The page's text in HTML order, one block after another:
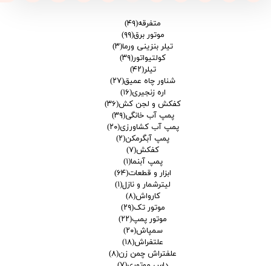
متفرقه(۴۹)
موتور برق(۹۹)
تیلر بنزینی ورما(۳)
کولتیواتور(۳۹)
تیلر(۴۲)
شناور چاه عمیق(۲۷)
اره زنجیری(۱۶)
کفکش و لجن کش(۳۶)
پمپ آب خانگی(۳۹)
پمپ آب کشاورزی(۲۰)
پمپ آبگرمکن(۲)
کفکش(۷)
پمپ آبنما(۱)
ابزار و قطعات(۶۴)
لیترشمار و نازل(۱)
کارواش(۸)
موتور تک(۲۹)
موتور پمپ(۲۲)
سمپاش(۲۰)
علتفراش(۱۸)
علفتراش چمن زن(۸)